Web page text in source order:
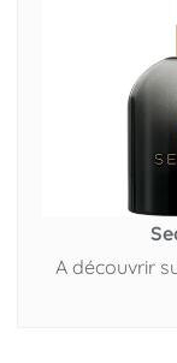
A découvrir